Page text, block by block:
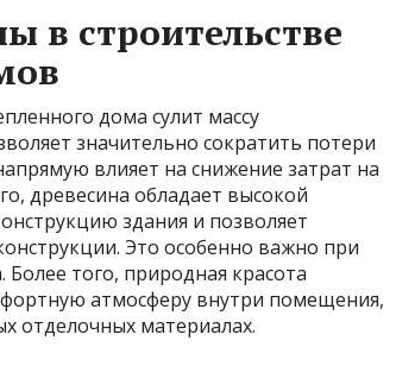
в строительстве
дома сулит массу
значительно сократить потери
влияет на снижение затрат на
древесина обладает высокой
здания и позволяет
Это особенно важно при
того, природная красота
атмосферу внутри помещения,
отделочных материалах.